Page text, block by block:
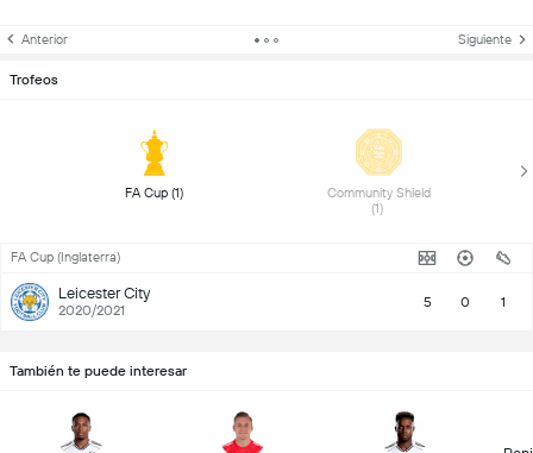
Anterior Siguiente
Trofeos
Community Shield
(1)
FA Cup (Inglaterra)
Leicester City
2020/2021 5 0 1
También te puede interesar